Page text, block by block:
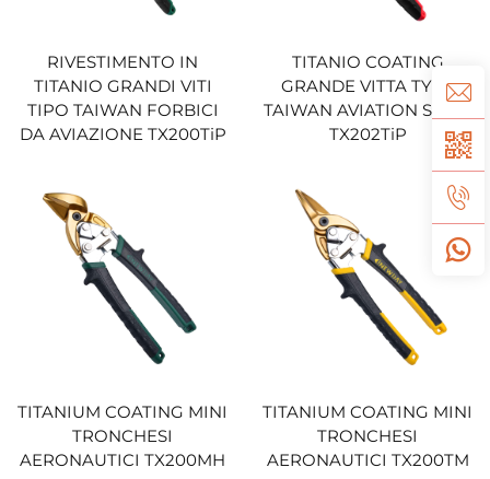
RIVESTIMENTO IN
TITANIO GRANDI VITI
TIPO TAIWAN FORBICI
DA AVIAZIONE TX200TiP
TITANIO COATING
GRANDE VITTA TYPE
TAIWAN AVIATION SNIPS
TX202TiP
TITANIUM COATING MINI
TRONCHESI
AERONAUTICI TX200MH
TITANIUM COATING MINI
TRONCHESI
AERONAUTICI TX200TM